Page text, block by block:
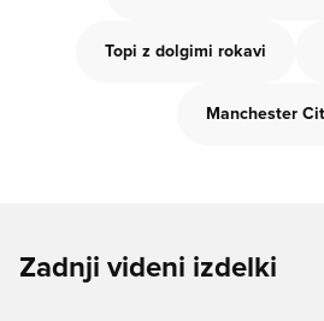
Topi z dolgimi rokavi
Manchester
Zadnji videni izdelki